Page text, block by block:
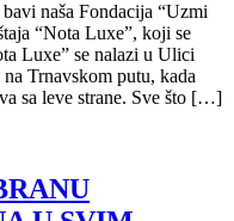
naša Fondacija “Uzmi
“Nota Luxe”, koji se
Luxe” se nalazi u Ulici
Trnavskom putu, kada
sa leve strane. Sve što […]